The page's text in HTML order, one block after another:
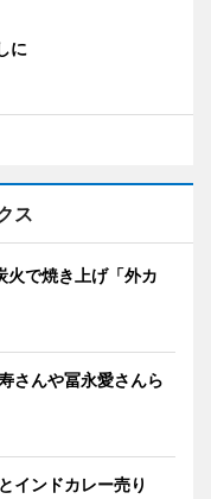
に
ス
で焼き上げ「外カ
さんや冨永愛さんら
インドカレー売り